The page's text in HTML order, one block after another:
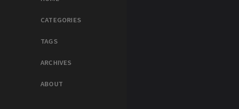
CATEGORIES
TAGS
ARCHIVES
ABOUT